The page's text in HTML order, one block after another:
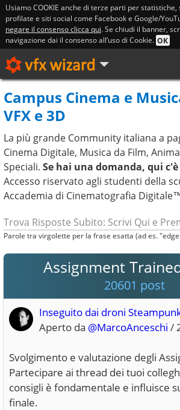
Usiamo COOKIE anche di terze parti per
profilate e siti social come Facebook e Google/
negare il consenso clicca qui. Se chiudi il banner,
navigazione dai il consenso all’uso di Cookie. OK
Campus Cinema e
VFX e 3D
La più grande Community italiana a
Cinema Digitale, Musica da Film,
Speciali.Se hai una domanda, qui
Accesso riservato agli studenti della
Accademia di Cinematografia
Parole tra virgolette per la frase esatta (ad es.
Assignment
20601 post
Inseguito dai droni
Aperto da @MarcoAnceschi /
Svolgimento e valutazione degli
Partecipare ai thread dei tuoi
consigli è fondamentale e influisce
finale.